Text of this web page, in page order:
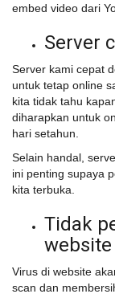
embed video dari
Server
Server kami cepat
untuk tetap online
kita tidak tahu
diharapkan untuk
hari setahun.
Selain handal,
ini penting supaya
kita terbuka.
Tidak
website
Virus di website
scan dan